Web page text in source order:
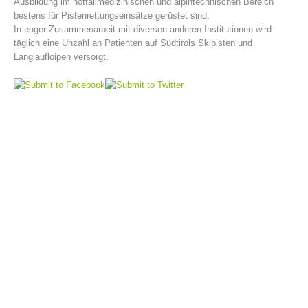
bestens für Pistenrettungseinsätze gerüstet sind.
In enger Zusammenarbeit mit diversen anderen Institutionen wird
täglich eine Unzahl an Patienten auf Südtirols Skipisten und
Langlaufloipen versorgt.